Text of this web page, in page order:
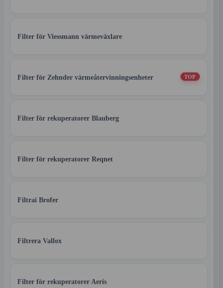
Filter för Viessmann värmeväxlare
Filter för Zehnder värmeåtervinningsenheter TOP
Filter för rekuperatorer Blauberg
Filter för rekuperatorer Reqnet
Filtrai Brofer
Filtrera Vallox
Filter för rekuperatorer Aeris